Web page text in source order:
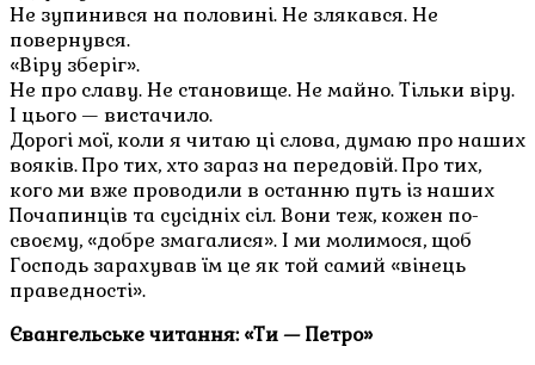
Не зупинився на половині. Не злякався. Не
повернувся.
«Віру зберіг».
Не про славу. Не становище. Не майно. Тільки віру.
І цього — вистачило.
Дорогі мої, коли я читаю ці слова, думаю про наших
вояків. Про тих, хто зараз на передовій. Про тих,
кого ми вже проводили в останню путь із наших
Почапинців та сусідніх сіл. Вони теж, кожен по-
своєму, «добре змагалися». І ми молимося, щоб
Господь зарахував їм це як той самий «вінець
праведності».
Євангельське читання: «Ти — Петро»